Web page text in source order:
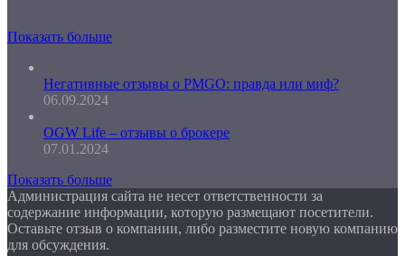
Показать больше
Негативные отзывы о PMGO: правда или миф?
06.09.2024
OGW Life – отзывы о брокере
07.01.2024
Показать больше
Администрация сайта не несет ответственности за
содержание информации, которую размещают посетители.
Оставьте отзыв о компании, либо разместите новую компанию
для обсуждения.